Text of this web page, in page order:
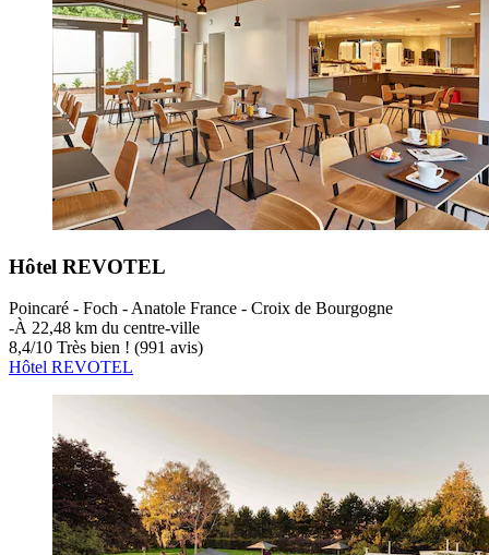
Hôtel REVOTEL
Poincaré - Foch - Anatole France - Croix de Bourgogne
‐À 22,48 km du centre-ville
8,4/10 Très bien ! (991 avis)
Hôtel REVOTEL